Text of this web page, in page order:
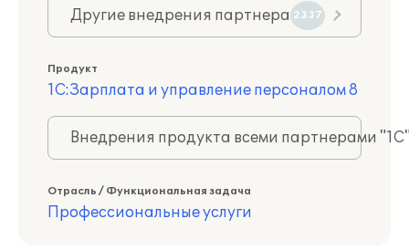
Другие внедрения партнера 2337
Продукт
1С:Зарплата и управление персоналом 8
Внедрения продукта всеми партнерами
Отрасль / Функциональная задача
Профессиональные услуги